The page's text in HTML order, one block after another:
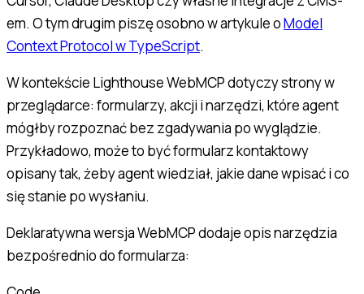
em. O tym drugim piszę osobno w artykule oModel
Context Protocol w TypeScript.
W kontekście Lighthouse WebMCP dotyczy strony w
przeglądarce: formularzy, akcji i narzędzi, które agent
mógłby rozpoznać bez zgadywania po wyglądzie.
Przykładowo, może to być formularz kontaktowy
opisany tak, żeby agent wiedział, jakie dane wpisać i co
się stanie po wysłaniu.
Deklaratywna wersja WebMCP dodaje opis narzędzia
bezpośrednio do formularza: